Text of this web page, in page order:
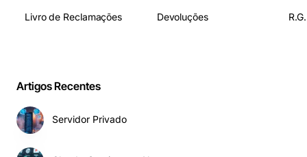
Livro de Reclamações Devoluções
Artigos Recentes
Servidor Privado